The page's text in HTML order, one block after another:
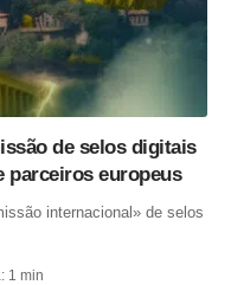
de selos digitais
parceiros europeus
internacional» de selos
1 min